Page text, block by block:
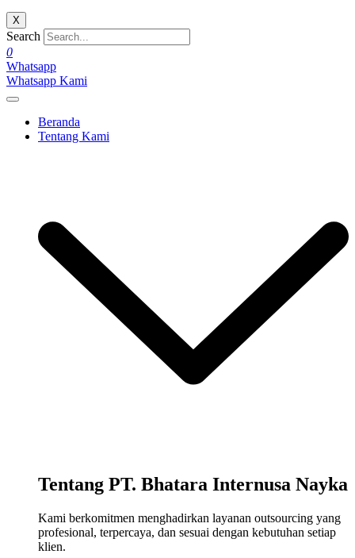
X
Search
0
Whatsapp
Whatsapp Kami
Beranda
Tentang Kami
Tentang PT. Bhatara Internusa Nayka
Kami berkomitmen menghadirkan layanan outsourcing yang
profesional, terpercaya, dan sesuai dengan kebutuhan setiap
klien.